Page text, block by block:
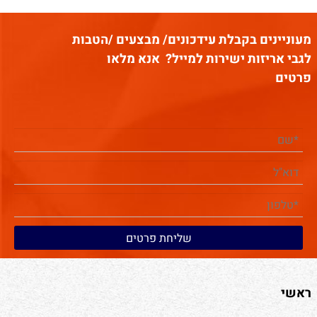
מעוניינים בקבלת עידכונים/ מבצעים /הטבות
לגבי אריזות ישירות למייל? אנא מלאו
פרטים
ראשי